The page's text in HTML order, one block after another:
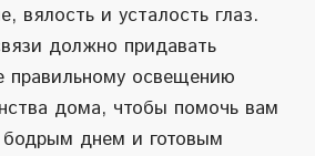
вялость и усталость глаз.
должно придавать
правильному освещению
дома, чтобы помочь вам
бодрым днем и готовым